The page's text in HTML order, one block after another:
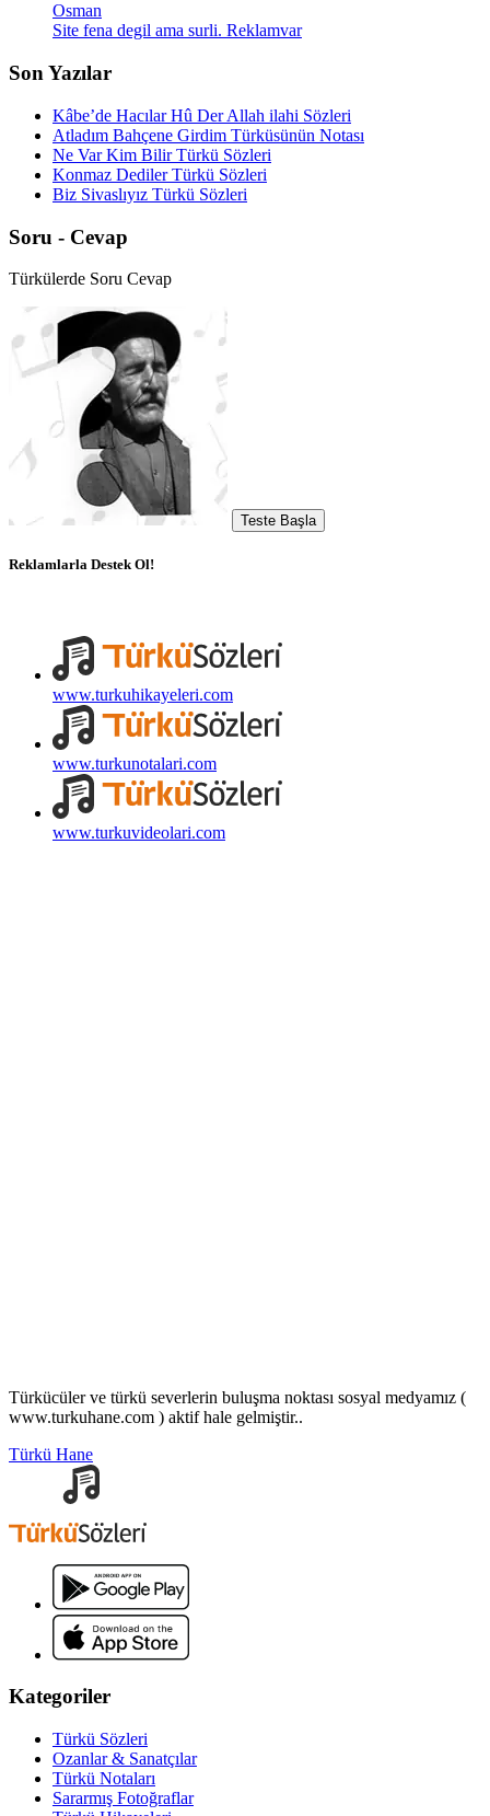
Osman
Site fena degil ama surli. Reklamvar
Son Yazılar
Kâbe’de Hacılar Hû Der Allah ilahi Sözleri
Atladım Bahçene Girdim Türküsünün Notası
Ne Var Kim Bilir Türkü Sözleri
Konmaz Dediler Türkü Sözleri
Biz Sivaslıyız Türkü Sözleri
Soru - Cevap
Türkülerde Soru Cevap
Teste Başla
Reklamlarla Destek Ol!
www.turkuhikayeleri.com
www.turkunotalari.com
www.turkuvideolari.com
Türkücüler ve türkü severlerin buluşma noktası sosyal medyamız (
www.turkuhane.com ) aktif hale gelmiştir..
Türkü Hane
Kategoriler
Türkü Sözleri
Ozanlar & Sanatçılar
Türkü Notaları
Sararmış Fotoğraflar